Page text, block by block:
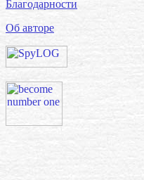
Благодарности
Об авторе